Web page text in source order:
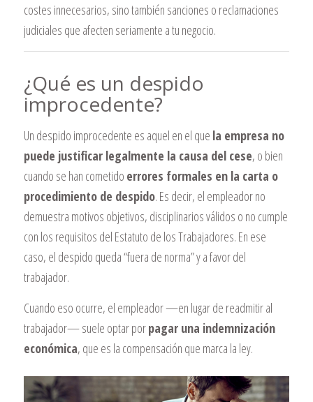
costes innecesarios, sino también sanciones o reclamaciones
judiciales que afecten seriamente a tu negocio.
¿Qué es un despido
improcedente?
Un despido improcedente es aquel en el que la empresa no
puede justificar legalmente la causa del cese, o bien
cuando se han cometido errores formales en la carta o
procedimiento de despido. Es decir, el empleador no
demuestra motivos objetivos, disciplinarios válidos o no cumple
con los requisitos del Estatuto de los Trabajadores. En ese
caso, el despido queda “fuera de norma” y a favor del
trabajador.
Cuando eso ocurre, el empleador —en lugar de readmitir al
trabajador— suele optar porpagar una indemnización
económica, que es la compensación que marca la ley.